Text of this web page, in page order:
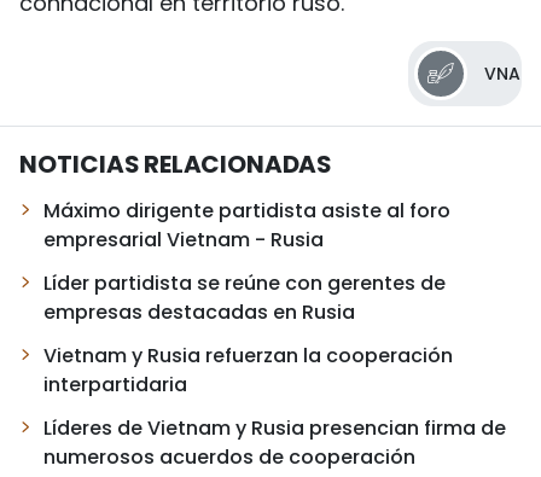
VNA
NOTICIAS RELACIONADAS
Máximo dirigente partidista asiste al foro
empresarial Vietnam - Rusia
Líder partidista se reúne con gerentes de
empresas destacadas en Rusia
Vietnam y Rusia refuerzan la cooperación
interpartidaria
Líderes de Vietnam y Rusia presencian firma de
numerosos acuerdos de cooperación